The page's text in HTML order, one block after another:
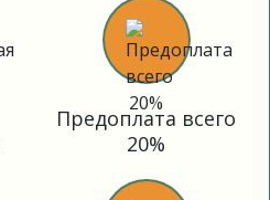
Предоплата всего
20%